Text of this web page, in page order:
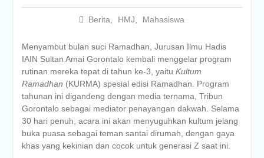
Berita HMJ Mahasiswa
Menyambut bulan suci Ramadhan, Jurusan Ilmu Hadis
IAIN Sultan Amai Gorontalo kembali menggelar program
rutinan mereka tepat di tahun ke-3, yaitu Kultum
Ramadhan (KURMA) spesial edisi Ramadhan. Program
tahunan ini digandeng dengan media ternama, Tribun
Gorontalo sebagai mediator penayangan dakwah. Selama
30 hari penuh, acara ini akan menyuguhkan kultum jelang
buka puasa sebagai teman santai dirumah, dengan gaya
khas yang kekinian dan cocok untuk generasi Z saat ini.